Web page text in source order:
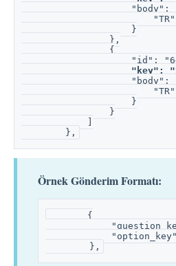
"body":
                    }
                },
                {
"id":
"key":
"body":
                    }
                }
        },
Örnek Gönderim Formatı:
       {
        },